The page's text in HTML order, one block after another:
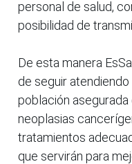
personal de salud,
posibilidad de
De esta manera
de seguir
población
neoplasias
tratamientos
que servirán para